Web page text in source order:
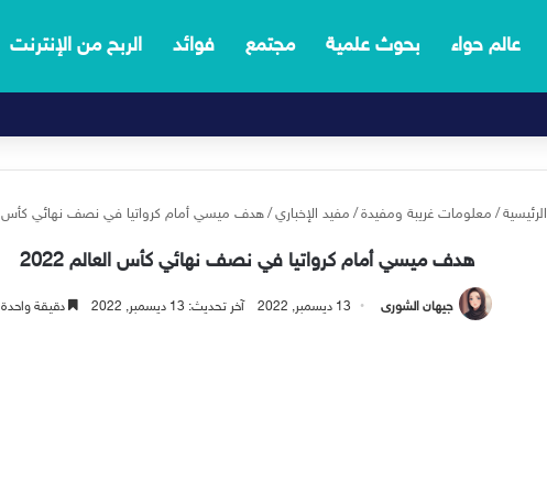
عالم حواء بحوث علمية مجتمع فوائد الربح من الإنترنت
الرئيسية / معلومات غريبة ومفيدة / مفيد الإخباري / هدف ميسي أمام كرواتيا في نصف نهائي كأس
هدف ميسي أمام كرواتيا في نصف نهائي كأس العالم 2022
جيهان الشورى 13 ديسمبر, 2022 آخر تحديث: 13 ديسمبر, 2022 دقيقة واحدة